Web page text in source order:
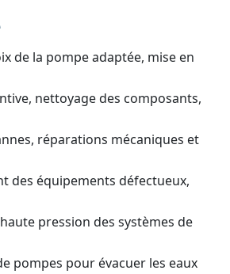
de la pompe adaptée, mise en
nettoyage des composants,
réparations mécaniques et
des équipements défectueux,
pression des systèmes de
pompes pour évacuer les eaux